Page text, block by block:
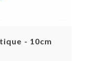
- 10cm